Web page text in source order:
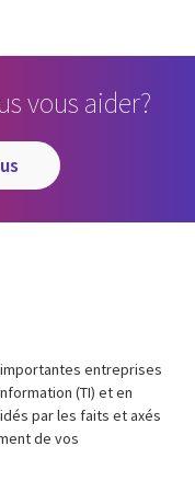
vous aider?
importantes entreprises
(TI) et en
par les faits et axés
de vos